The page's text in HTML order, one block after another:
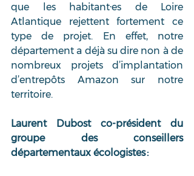
que les habitant·es de Loire
Atlantique rejettent fortement ce
type de projet. En effet, notre
département a déjà su dire non à de
nombreux projets d’implantation
d’entrepôts Amazon sur notre
territoire.
Laurent Dubost co-président du
groupe des conseillers
départementaux écologistes :